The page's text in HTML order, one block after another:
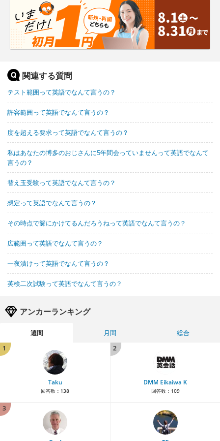
関連する質問
テスト範囲って英語でなんて言うの？
許容範囲って英語でなんて言うの？
度を超える要求って英語でなんて言うの？
私はあなたの博多のおじさんに5年間会っていませんって英語でなんて
言うの？
替え玉受験って英語でなんて言うの？
想定って英語でなんて言うの？
その時点で篩にかけてるんだろうねって英語でなんて言うの？
広範囲って英語でなんて言うの？
一夜漬けって英語でなんて言うの？
英検二次試験って英語でなんて言うの？
アンカーランキング
週間 月間
総合
1
Taku
回答数： 138
2
DMM Eikaiwa K
回答数： 109
3